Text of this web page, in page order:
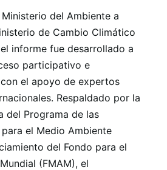
del Ambiente a
de Cambio Climático
informe fue desarrollado a
participativo e
el apoyo de expertos
Respaldado por la
del Programa de las
el Medio Ambiente
del Fondo para el
(FMAM), el